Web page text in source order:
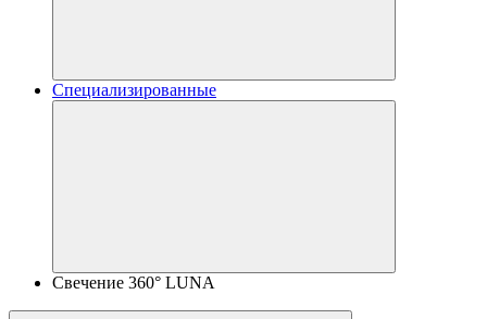
Специализированные
Свечение 360° LUNA